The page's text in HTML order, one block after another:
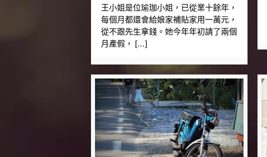
王小姐是位瑜珈小姐，已從業十餘年，
每個月都還會給娘家補貼家用一萬元，
從不跟先生拿錢。她今年年初請了兩個
月產假， […]